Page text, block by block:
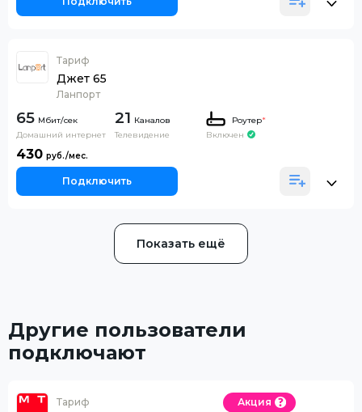
Тариф
Джет 65
Ланпорт
65
Домашний интернет
21 Каналов
Телевидение
Роутер*
Включен
430
Подключить
Показать ещё
Другие пользователи
подключают
Тариф Акция